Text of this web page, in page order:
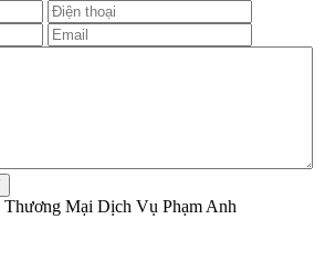
Mại Dịch Vụ Phạm Anh